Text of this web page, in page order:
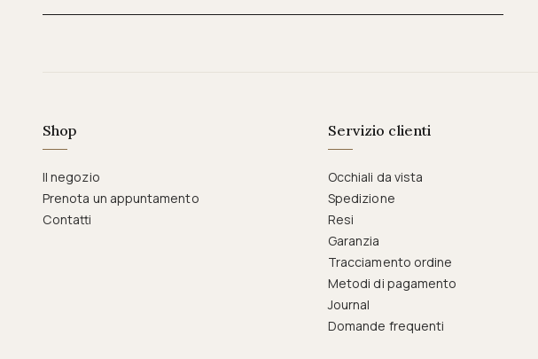
Shop
Il negozio
Prenota un appuntamento
Contatti
Servizio clienti
Occhiali da vista
Spedizione
Resi
Garanzia
Tracciamento ordine
Metodi di pagamento
Journal
Domande frequenti